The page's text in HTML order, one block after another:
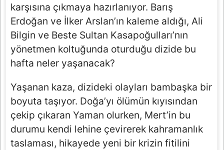
karşısına çıkmaya hazırlanıyor. Barış
Erdoğan ve İlker Arslan’ın kaleme aldığı, Ali
Bilgin ve Beste Sultan Kasapoğulları’nın
yönetmen koltuğunda oturduğu dizide bu
hafta neler yaşanacak?
Yaşanan kaza, dizideki olayları bambaşka bir
boyuta taşıyor. Doğa’yı ölümün kıyısından
çekip çıkaran Yaman olurken, Mert’in bu
durumu kendi lehine çevirerek kahramanlık
taslaması, hikayede yeni bir krizin fitilini